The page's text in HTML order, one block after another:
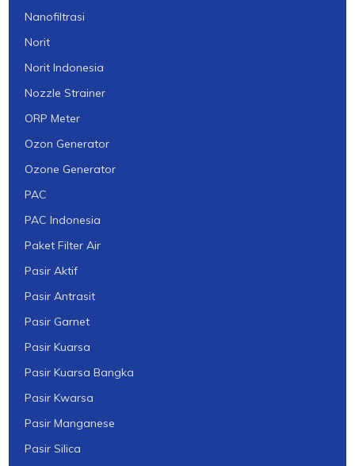
Nanofiltrasi
Norit
Norit Indonesia
Nozzle Strainer
ORP Meter
Ozon Generator
Ozone Generator
PAC
PAC Indonesia
Paket Filter Air
Pasir Aktif
Pasir Antrasit
Pasir Garnet
Pasir Kuarsa
Pasir Kuarsa Bangka
Pasir Kwarsa
Pasir Manganese
Pasir Silica